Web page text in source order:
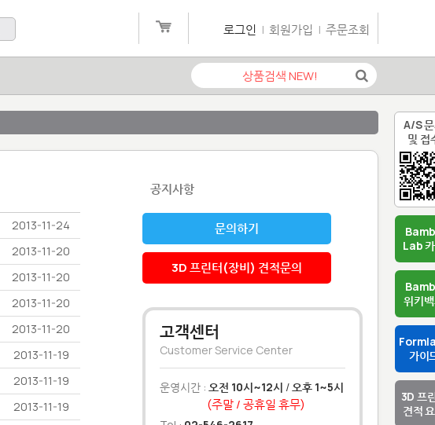
A/S
및 접
Lab
위키
가이
3D 프
견적
로그인 | 회원가입 | 주문조회
2013-11-24
2013-11-20
2013-11-20
2013-11-20
2013-11-20
2013-11-19
2013-11-19
2013-11-19
공지사항
문의하기
3D 프린터(장비) 견적문의
고객센터
Customer Service Center
운영시간 : 오전 10시~12시 /오후 1~5시
(주말 / 공휴일 휴무)